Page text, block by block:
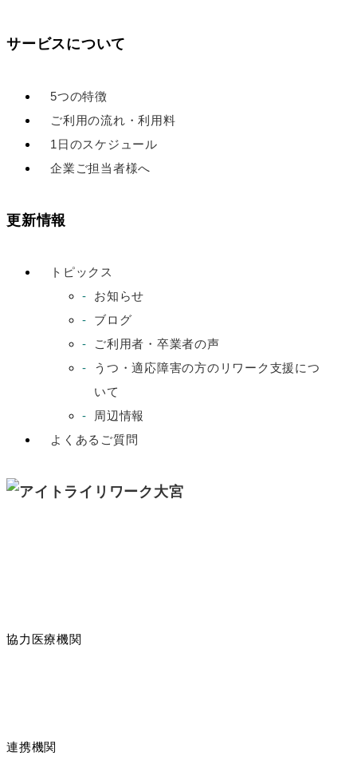
サービスについて
5つの特徴
ご利用の流れ・利用料
1日のスケジュール
企業ご担当者様へ
更新情報
トピックス
お知らせ
ブログ
ご利用者・卒業者の声
うつ・適応障害の方のリワーク支援につ
いて
周辺情報
よくあるご質問
協力医療機関
連携機関